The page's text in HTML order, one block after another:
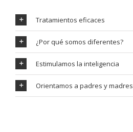
Tratamientos eficaces
¿Por qué somos diferentes?
Estimulamos la inteligencia
Orientamos a padres y madres